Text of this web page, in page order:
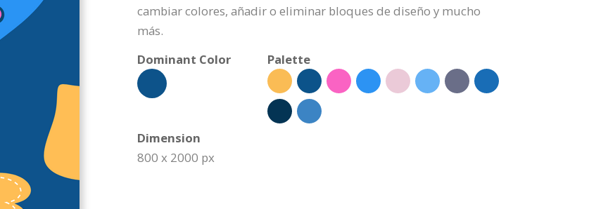
cambiar colores, añadir o eliminar bloques de diseño y mucho
más.
Dominant Color
Palette
Dimension
800 x 2000 px